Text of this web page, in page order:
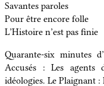
Savantes paroles
Pour être encore folle
L’Histoire n’est pas finie
Quarante-six minutes
Accusés : Les agents
idéologies. Le Plaignant :